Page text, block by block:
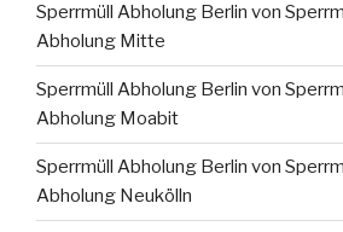
Sperrmüll Abholung Berlin von
Abholung Mitte
Sperrmüll Abholung Berlin von
Abholung Moabit
Sperrmüll Abholung Berlin von
Abholung Neukölln